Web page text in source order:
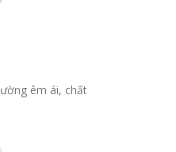
êm ái, chất